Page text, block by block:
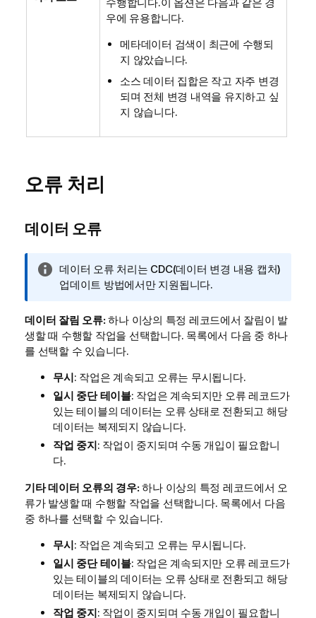
수행합니다.이 옵션은 다음과 같은 경
우에 유용합니다.
메타데이터 검색이 최근에 수행되
지 않았습니다.
소스 데이터 집합은 작고 자주 변경
되며 전체 변경 내역을 유지하고 싶
지 않습니다.
오류 처리
데이터 오류
정
보
모
데이터 오류 처리는 CDC(데이터 변경 내용 캡처)
업데이트 방법에서만 지원됩니다.
데이터 잘림 오류:하나 이상의 특정 레코드에서 잘림이 발
생할 때 수행할 작업을 선택합니다. 목록에서 다음 중 하나
를 선택할 수 있습니다.
무시: 작업은 계속되고 오류는 무시됩니다.
일시 중단 테이블: 작업은 계속되지만 오류 레코드가
있는 테이블의 데이터는 오류 상태로 전환되고 해당
데이터는 복제되지 않습니다.
작업 중지: 작업이 중지되며 수동 개입이 필요합니
다.
기타 데이터 오류의 경우:하나 이상의 특정 레코드에서 오
류가 발생할 때 수행할 작업을 선택합니다. 목록에서 다음
중 하나를 선택할 수 있습니다.
무시: 작업은 계속되고 오류는 무시됩니다.
일시 중단 테이블: 작업은 계속되지만 오류 레코드가
있는 테이블의 데이터는 오류 상태로 전환되고 해당
데이터는 복제되지 않습니다.
작업 중지: 작업이 중지되며 수동 개입이 필요합니